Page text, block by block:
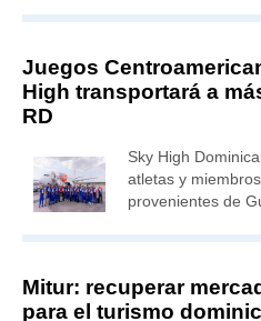
Juegos
High transportará a
RD
Sky High
atletas y
provenientes de
Mitur: recuperar
para el turismo